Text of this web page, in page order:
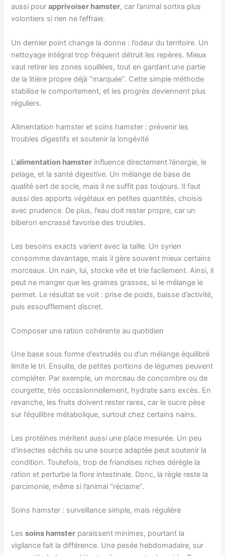
aussi pourapprivoiser hamster, car l’animal sortira plus
volontiers si rien ne l’effraie.
Un dernier point change la donne : l’odeur du territoire. Un
nettoyage intégral trop fréquent détruit les repères. Mieux
vaut retirer les zones souillées, tout en gardant une partie
de la litière propre déjà “marquée”. Cette simple méthode
stabilise le comportement, et les progrès deviennent plus
réguliers.
Alimentation hamster et soins hamster : prévenir les
troubles digestifs et soutenir la longévité
L’alimentation hamster influence directement l’énergie, le
pelage, et la santé digestive. Un mélange de base de
qualité sert de socle, mais il ne suffit pas toujours. Il faut
aussi des apports végétaux en petites quantités, choisis
avec prudence. De plus, l’eau doit rester propre, car un
biberon encrassé favorise des troubles.
Les besoins exacts varient avec la taille. Un syrien
consomme davantage, mais il gère souvent mieux certains
morceaux. Un nain, lui, stocke vite et trie facilement. Ainsi, il
peut ne manger que les graines grasses, si le mélange le
permet. Le résultat se voit : prise de poids, baisse d’activité,
puis essoufflement discret.
Composer une ration cohérente au quotidien
Une base sous forme d’extrudés ou d’un mélange équilibré
limite le tri. Ensuite, de petites portions de légumes peuvent
compléter. Par exemple, un morceau de concombre ou de
courgette, très occasionnellement, hydrate sans excès. En
revanche, les fruits doivent rester rares, car le sucre pèse
sur l’équilibre métabolique, surtout chez certains nains.
Les protéines méritent aussi une place mesurée. Un peu
d’insectes séchés ou une source adaptée peut soutenir la
condition. Toutefois, trop de friandises riches dérègle la
ration et perturbe la flore intestinale. Donc, la règle reste la
parcimonie, même si l’animal “réclame”.
Soins hamster : surveillance simple, mais régulière
Lessoins hamster paraissent minimes, pourtant la
vigilance fait la différence. Une pesée hebdomadaire, sur